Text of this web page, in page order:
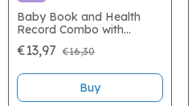
Baby Book and Health
Record Combo with
Personalized Covers
€13,97 €16,30
Buy